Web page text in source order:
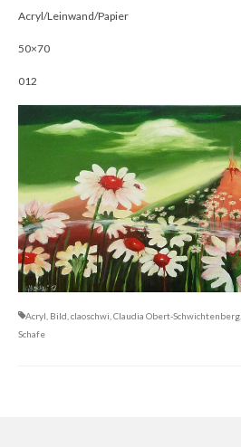
Engel und Geflügelte
Geschnitzte
Gezeichnete
Köpfe
Märchen
Schwarze Serie
Viecher
Illustrationen
Acryl/Leinwand/Papier
50×70
012
Acryl Bild claoschwi Claudia Obert-Schwichtenberg
Schafe